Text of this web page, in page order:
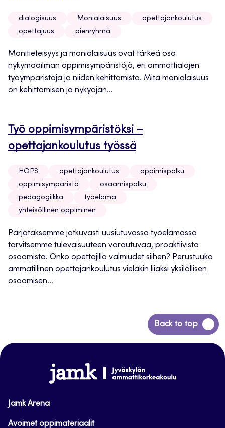
dialogisuus Monialaisuus
opettajankoulutus
opettajuus
pienryhmä
Monitieteisyys ja monialaisuus ovat tärkeä osa
nykymaailman oppimisympäristöjä, eri ammattialojen
työympäristöjä ja niiden kehittämistä. Mitä monialaisuus
on kehittämisen ja nykyajan...
Työ oppimisympäristöksi –
opettajankoulutus työssä
HOPS opettajankoulutus
oppimispolku
oppimisympäristö
osaamispolku
pedagogiikka
työelämä
yhteisöllinen oppiminen
Pärjätäksemme jatkuvasti uusiutuvassa työelämässä
tarvitsemme tulevaisuuteen varautuvaa, proaktiivista
osaamista. Onko opettajilla valmiudet siihen? Perustuuko
ammatillinen opettajankoulutus vieläkin liiaksi yksilöllisen
osaamisen...
Back to top
Siirry
takaisin
www.jamk.fi
Jamk Arena
Avoimet oppimateriaalit